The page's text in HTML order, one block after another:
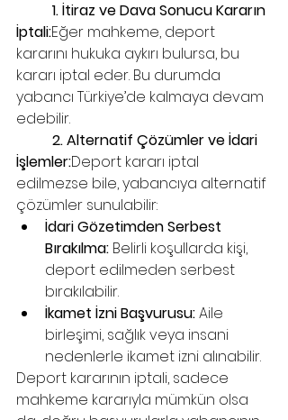
İptali:Eğer mahkeme, deport
kararını hukuka aykırı bulursa, bu
kararı iptal eder. Bu durumda
yabancı Türkiye’de kalmaya devam
edebilir.
İşlemler:Deport kararı iptal
edilmezse bile, yabancıya alternatif
çözümler sunulabilir:
İdari Gözetimden Serbest
Bırakılma: Belirli koşullarda kişi,
deport edilmeden serbest
bırakılabilir.
İkamet İzni Başvurusu: Aile
birleşimi, sağlık veya insani
nedenlerle ikamet izni alınabilir.
Deport kararının iptali, sadece
mahkeme kararıyla mümkün olsa